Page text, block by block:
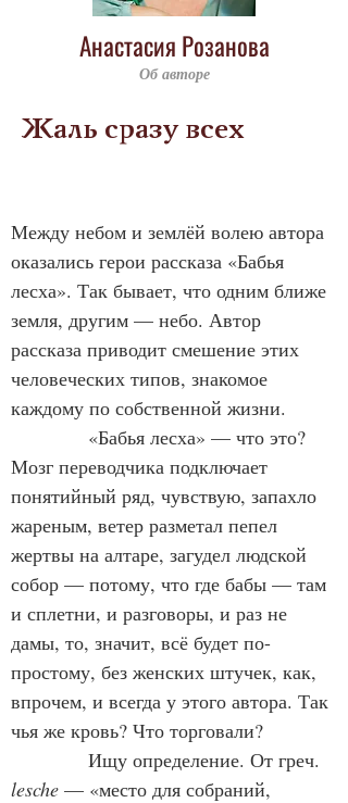
Анастасия Розанова
Об авторе
Жаль сразу всех
Между небом и землёй волею автора
оказались герои рассказа «Бабья
лесха». Так бывает, что одним ближе
земля, другим — небо. Автор
рассказа приводит смешение этих
человеческих типов, знакомое
каждому по собственной жизни.
«Бабья лесха» — что это?
Мозг переводчика подключает
понятийный ряд, чувствую, запахло
жареным, ветер разметал пепел
жертвы на алтаре, загудел людской
собор — потому, что где бабы — там
и сплетни, и разговоры, и раз не
дамы, то, значит, всё будет по-
простому, без женских штучек, как,
впрочем, и всегда у этого автора. Так
чья же кровь? Что торговали?
Ищу определение. От греч.
lesche — «место для собраний,